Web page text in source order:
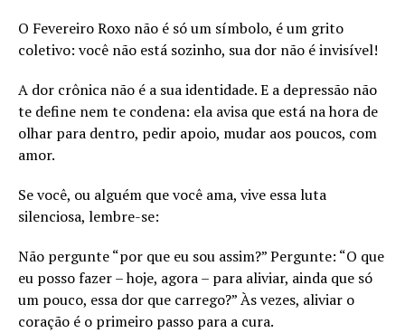
O Fevereiro Roxo não é só um símbolo, é um grito
coletivo: você não está sozinho, sua dor não é invisível!
A dor crônica não é a sua identidade. E a depressão não
te define nem te condena: ela avisa que está na hora de
olhar para dentro, pedir apoio, mudar aos poucos, com
amor.
Se você, ou alguém que você ama, vive essa luta
silenciosa, lembre-se:
Não pergunte “por que eu sou assim?” Pergunte: “O que
eu posso fazer – hoje, agora – para aliviar, ainda que só
um pouco, essa dor que carrego?” Às vezes, aliviar o
coração é o primeiro passo para a cura.